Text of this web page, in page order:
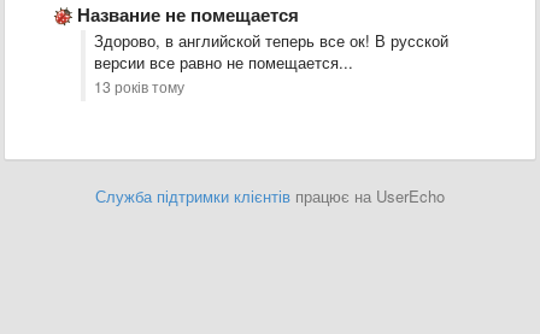
Название не помещается
Здорово, в английской теперь все ок! В русской
версии все равно не помещается...
13 років тому
Служба підтримки клієнтів працює на UserEcho